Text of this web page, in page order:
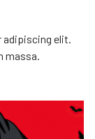
elit.
massa.